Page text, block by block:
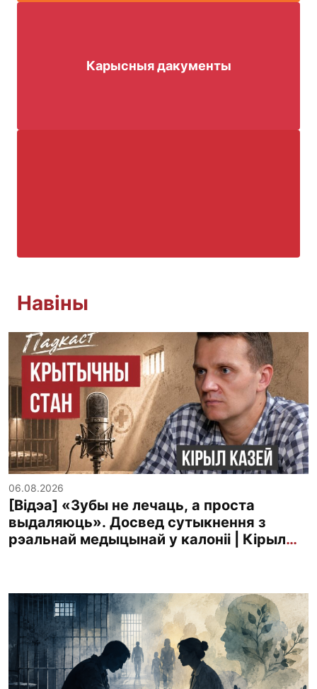
Карысныя дакументы
Навіны
06.08.2026
[Відэа] «Зубы не лечаць, а проста
выдаляюць». Досвед сутыкнення з
рэальнай медыцынай у калоніі | Кірыл